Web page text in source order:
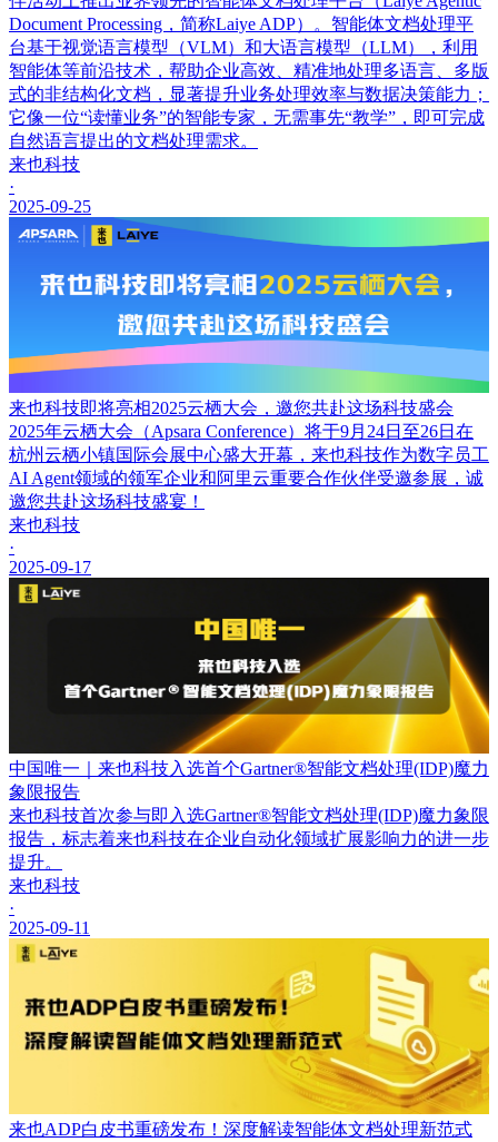
Document Processing，简称Laiye ADP）。智能体文档处理平
台基于视觉语言模型（VLM）和大语言模型（LLM），利用
智能体等前沿技术，帮助企业高效、精准地处理多语言、多版
式的非结构化文档，显著提升业务处理效率与数据决策能力；
它像一位“读懂业务”的智能专家，无需事先“教学”，即可完成
自然语言提出的文档处理需求。
来也科技
·
2025-09-25
来也科技即将亮相2025云栖大会，邀您共赴这场科技盛会
2025年云栖大会（Apsara Conference）将于9月24日至26日在
杭州云栖小镇国际会展中心盛大开幕，来也科技作为数字员工
AI Agent领域的领军企业和阿里云重要合作伙伴受邀参展，诚
邀您共赴这场科技盛宴！
来也科技
·
2025-09-17
中国唯一｜来也科技入选首个Gartner®智能文档处理(IDP)魔力
象限报告
来也科技首次参与即入选Gartner®智能文档处理(IDP)魔力象限
报告，标志着来也科技在企业自动化领域扩展影响力的进一步
提升。
来也科技
·
2025-09-11
来也ADP白皮书重磅发布！深度解读智能体文档处理新范式